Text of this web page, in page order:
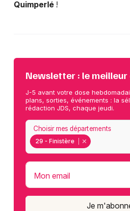
Quimperlé !
Newsletter : le meilleur
J-5 avant votre dose
plans, sorties, événements : la
rédaction JDS, chaque jeudi.
29 - Finistère
Choisir mes départements
Mon email
Je